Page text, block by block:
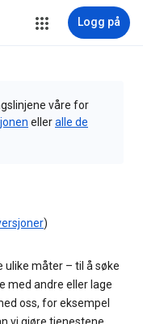
Logg på
våre for
elleralle de
)
ulike måter – til å søke
med andre eller lage
oss, for eksempel